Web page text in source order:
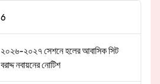
6
২০২৬-২০২৭ সেশনে হলের আবাসিক সিট
বরাদ্দ নবায়নের নোটিশ